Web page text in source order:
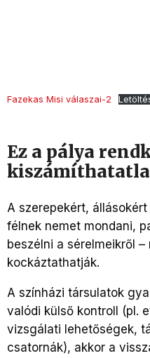
Fazekas Misi válaszai-2
Ez a pálya
A szerepekért,
félnek nemet mondani,
beszélni a sérelmeikről
kockáztathatják.
A színházi társulatok
valódi külső kontroll (pl.
vizsgálati lehetőségek,
csatornák), akkor a